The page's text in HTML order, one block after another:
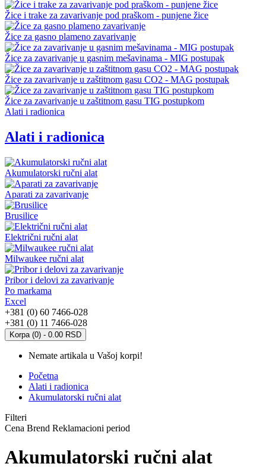
Žice i trake za zavarivanje pod praškom - punjene žice
Žice za gasno plameno zavarivanje
Žice za zavarivanje u gasnim mešavinama - MIG postupak
Žice za zavarivanje u zaštitnom gasu CO2 - MAG postupak
Žice za zavarivanje u zaštitnom gasu TIG postupkom
Alati i radionica
Alati i radionica
Akumulatorski ručni alat
Aparati za zavarivanje
Brusilice
Električni ručni alat
Milwaukee ručni alat
Pribor i delovi za zavarivanje
Po markama
Excel
+381 (0) 60 7466-028
+381 (0) 11 7466-028
Korpa (0) - 0.00 RSD
Nemate artikala u Vašoj korpi!
Početna
Alati i radionica
Akumulatorski ručni alat
Filteri
Cena Brend Reklamacioni period
Akumulatorski ručni alat